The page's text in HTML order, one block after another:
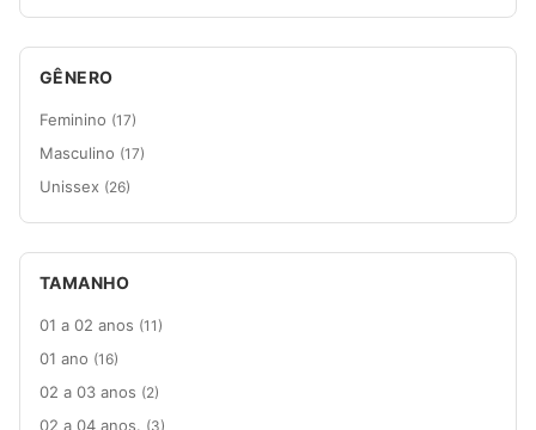
GÊNERO
Feminino (17)
Masculino (17)
Unissex (26)
TAMANHO
01 a 02 anos (11)
01 ano (16)
02 a 03 anos (2)
02 a 04 anos. (3)